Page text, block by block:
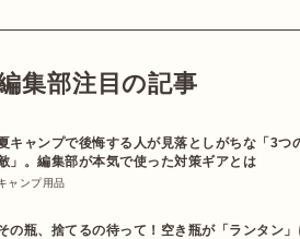
集部注目の記事
キャンプで後悔する人が見落としがちな「3つ
」。編集部が本気で使った対策ギアとは
ャンプ用品
の瓶、捨てるの待って！空き瓶が「ランタン」